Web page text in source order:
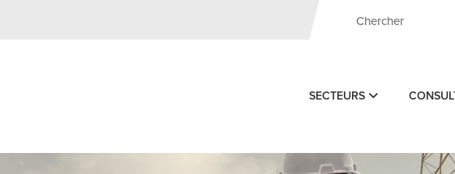
SECTEURS